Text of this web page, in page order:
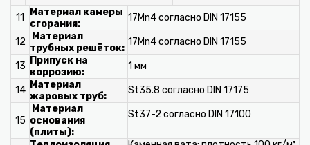
11
Материал камеры
сгорания:
17Mn4 согласно DIN 17155
12
Материал
трубных решёток:
17Mn4 согласно DIN 17155
13 Припуск на
коррозию:
1 мм
14 Материал
жаровых труб:
St35.8 согласно DIN 17175
15
Материал
основания
(плиты):
St37-2 согласно DIN 17100